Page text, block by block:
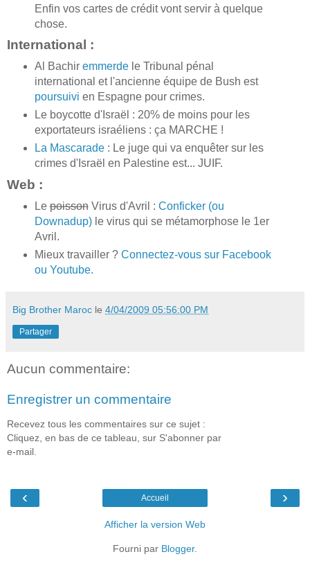
Enfin vos cartes de crédit vont servir à quelque
chose.
International :
Al Bachir emmerdele Tribunal pénal
international et l'ancienne équipe de Bush est
poursuivi en Espagne pour crimes.
Le boycotte d'Israël : 20% de moins pour les
exportateurs israéliens : ça MARCHE !
La Mascarade: Le juge qui va enquêter sur les
crimes d'Israël en Palestine est... JUIF.
Web :
LepoissonVirus d'Avril : Conficker (ou
Downadup)le virus qui se métamorphose le 1er
Avril.
Mieux travailler ? Connectez-vous sur Facebook
ou Youtube.
Big Brother Maroc le 4/04/2009 05:56:00 PM
Partager
Aucun commentaire:
Enregistrer un commentaire
Recevez tous les commentaires sur ce sujet :
Cliquez, en bas de ce tableau, sur S'abonner par
e-mail.
‹ ›
Accueil
Afficher la version Web
Fourni par Blogger.